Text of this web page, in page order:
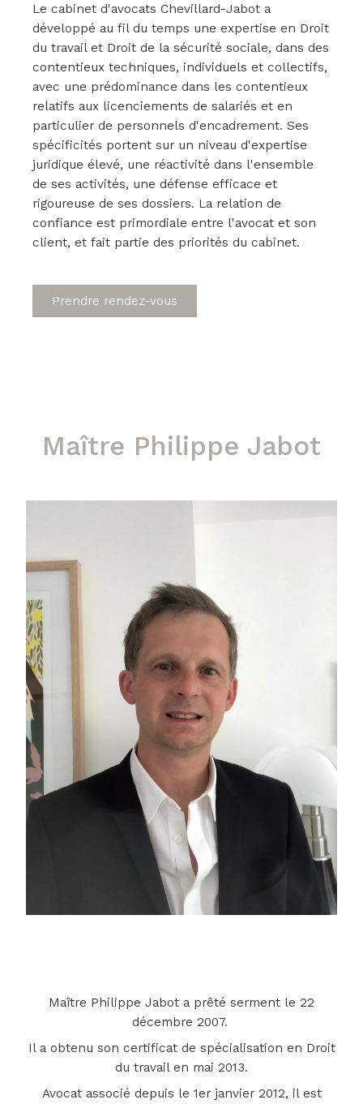
Le cabinet d'avocats Chevillard-Jabot a
développé au fil du temps une expertise en Droit
du travail et Droit de la sécurité sociale, dans des
contentieux techniques, individuels et collectifs,
avec une prédominance dans les contentieux
relatifs aux licenciements de salariés et en
particulier de personnels d'encadrement. Ses
spécificités portent sur un niveau d'expertise
juridique élevé, une réactivité dans l'ensemble
de ses activités, une défense efficace et
rigoureuse de ses dossiers. La relation de
confiance est primordiale entre l'avocat et son
client, et fait partie des priorités du cabinet.
Prendre rendez-vous
Maître Philippe Jabot
Maître Philippe Jabot a prêté serment le 22
décembre 2007.
Il a obtenu son certificat de spécialisation en Droit
du travail en mai 2013.
Avocat associé depuis le 1er janvier 2012, il est